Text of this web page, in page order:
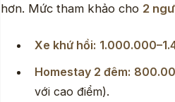
hơn. Mức tham khảo cho 2
Xe khứ hồi:
Homestay 2 đêm:
với cao điểm).